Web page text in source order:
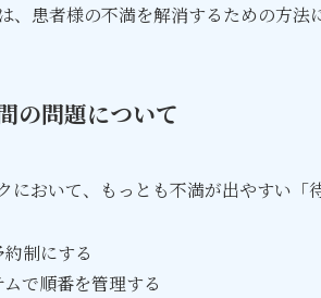
、患者様の不満を解消するための方法
の問題について
において、もっとも不満が出やすい「
制にする
ムで順番を管理する